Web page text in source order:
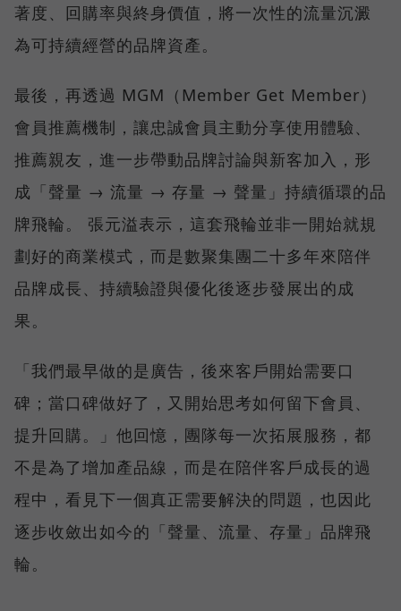
著度、回購率與終身價值，將一次性的流量沉澱
為可持續經營的品牌資產。
最後，再透過 MGM（Member Get Member）
會員推薦機制，讓忠誠會員主動分享使用體驗、
推薦親友，進一步帶動品牌討論與新客加入，形
成「聲量 → 流量 → 存量 → 聲量」持續循環的品
牌飛輪。 張元溢表示，這套飛輪並非一開始就規
劃好的商業模式，而是數聚集團二十多年來陪伴
品牌成長、持續驗證與優化後逐步發展出的成
果。
「我們最早做的是廣告，後來客戶開始需要口
碑；當口碑做好了，又開始思考如何留下會員、
提升回購。」他回憶，團隊每一次拓展服務，都
不是為了增加產品線，而是在陪伴客戶成長的過
程中，看見下一個真正需要解決的問題，也因此
逐步收斂出如今的「聲量、流量、存量」品牌飛
輪。